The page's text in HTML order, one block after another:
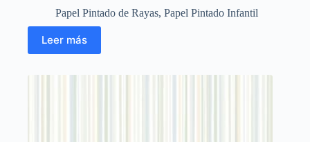
Papel Pintado de Rayas, Papel Pintado Infantil
Leer más